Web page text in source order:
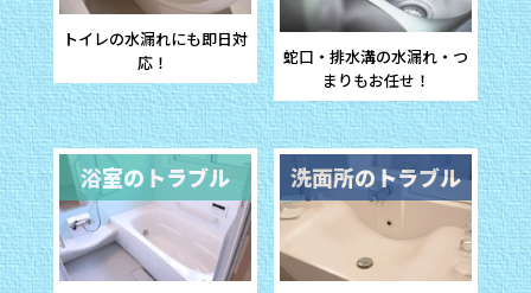
トイレの水漏れにも即日対
応！
蛇口・排水溝の水漏れ・ つ
まりもお任せ！
浴室のトラブル 洗面所のトラブル